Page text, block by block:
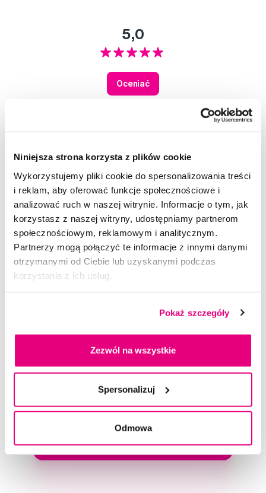
Niniejsza strona korzysta z plików cookie
Wykorzystujemy pliki cookie do spersonalizowania treści
i reklam, aby oferować funkcje społecznościowe i
analizować ruch w naszej witrynie. Informacje o tym, jak
korzystasz z naszej witryny, udostępniamy partnerom
społecznościowym, reklamowym i analitycznym.
Partnerzy mogą połączyć te informacje z innymi danymi
otrzymanymi od Ciebie lub uzyskanymi podczas
korzystania z ich usług.
Pokaż szczegóły
Zezwól na wszystkie
Spersonalizuj
Odmowa
5,0
Oceniać
20
Ocenione przez 21 użytkowników.
Twoja ocena Sortuj według: Najnowsze
super
— 27. 12. 2025
Doradzimy Ci
Napisz do naszych ekspertów